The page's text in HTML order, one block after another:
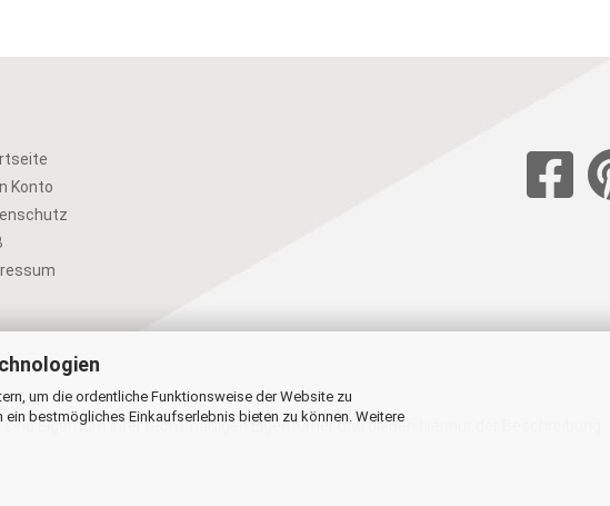
um die ordentliche Funktionsweise der Website zu
bestmögliches Einkaufserlebnis bieten zu können. Weitere
Konto
.
Eigentum Ihrer rechtmäßigen Eigentümer und dienen hier nur der Beschreibung.